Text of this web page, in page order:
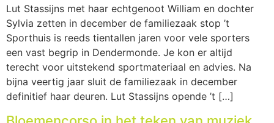
Lut Stassijns met haar echtgenoot William en dochter
Sylvia zetten in december de familiezaak stop ’t
Sporthuis is reeds tientallen jaren voor vele sporters
een vast begrip in Dendermonde. Je kon er altijd
terecht voor uitstekend sportmateriaal en advies. Na
bijna veertig jaar sluit de familiezaak in december
definitief haar deuren. Lut Stassijns opende ’t […]